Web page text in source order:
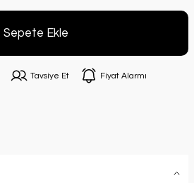
Sepete Ekle
Tavsiye Et Fiyat Alarmı